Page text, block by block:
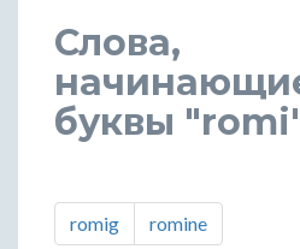
Слова,
буквы
romig romine